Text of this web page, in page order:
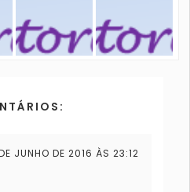
JUNHO DE 2016 ÀS 23:12